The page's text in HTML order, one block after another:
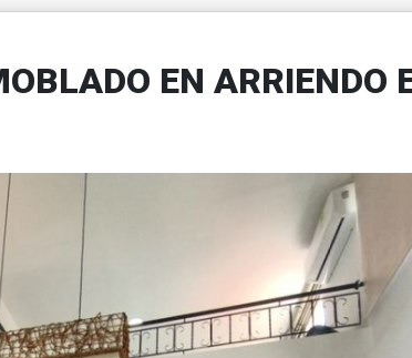
EN ARRIENDO